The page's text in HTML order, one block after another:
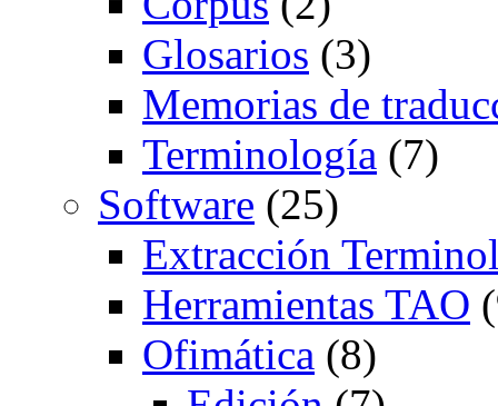
Glosarios (3)
Memorias de
Terminología (7)
Software (25)
Extracción
Herramientas TAO
Ofimática (8)